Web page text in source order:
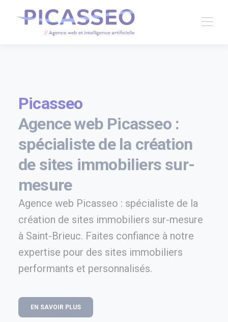
Picasseo
Agence web Picasseo :
spécialiste de la création
de sites immobiliers sur-
mesure
Agence web Picasseo : spécialiste de la
création de sites immobiliers sur-mesure
à Saint-Brieuc. Faites confiance à notre
expertise pour des sites immobiliers
performants et personnalisés.
EN SAVOIR PLUS